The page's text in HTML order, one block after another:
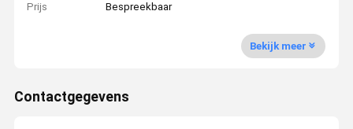
Prijs Bespreekbaar
Bekijk meer
Contactgegevens